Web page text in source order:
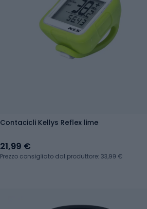
Contacicli Kellys Reflex lime
21,99 €
Prezzo consigliato dal produttore: 33,99 €